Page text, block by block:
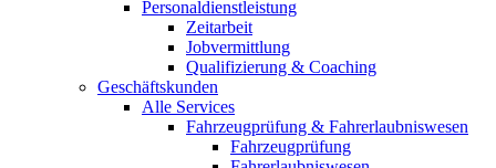
Personaldienstleistung
Zeitarbeit
Jobvermittlung
Qualifizierung & Coaching
Geschäftskunden
Alle Services
Fahrzeugprüfung & Fahrerlaubniswesen
Fahrzeugprüfung